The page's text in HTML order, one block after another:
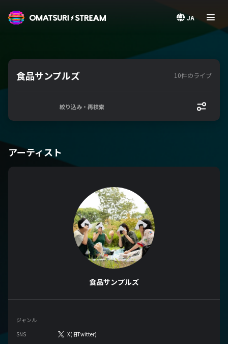
JA
食品サンプルズ 10件のライブ
絞り込み・再検索
アーティスト
食品サンプルズ
ジャンル
SNS
X(旧Twitter)